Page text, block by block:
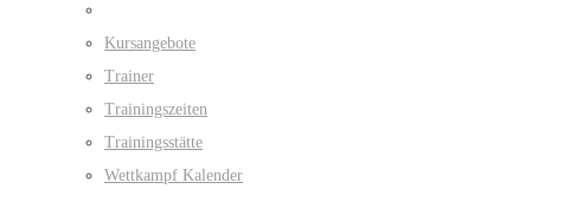
Kursangebote
Trainer
Trainingszeiten
Trainingsstätte
Wettkampf Kalender